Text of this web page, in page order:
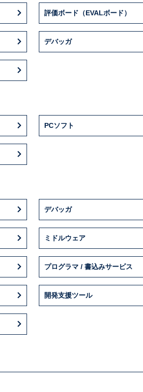
評価ボード（EVALボード）
デバッガ
PCソフト
デバッガ
ミドルウェア
プログラマ / 書込みサービス
開発支援ツール